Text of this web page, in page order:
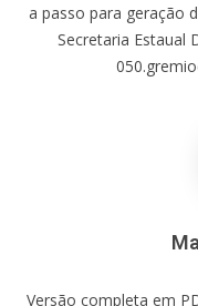
a passo para geração
Secretaria Estaual
Versão completa em